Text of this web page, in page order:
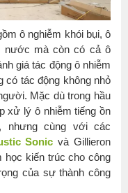
ô nghiễm khói bụi, ô
nước mà còn có cả ô
giá tác động ô nhiễm
có tác động không nhỏ
Mặc dù trong hầu
xử lý ô nhiễm tiếng ồn
nhưng cùng với các
Sonic và Gillieron
học kiến trúc cho công
của sự thành công